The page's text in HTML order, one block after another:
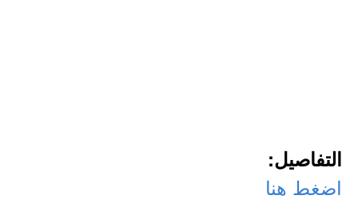
التفاصيل:
اضغط هنا